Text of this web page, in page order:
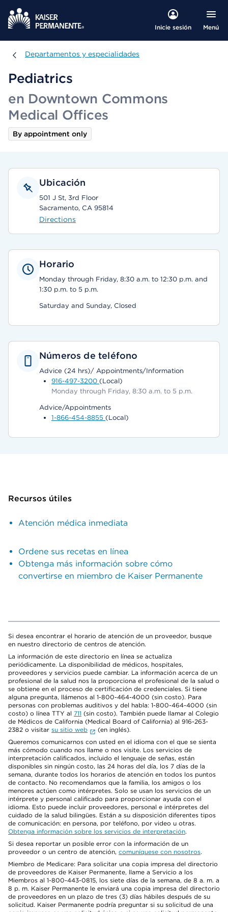
Inicie sesión Menú
Departamentos y especialidades
Departamentos y especialidades
Pediatrics
en Downtown Commons
Medical Offices
By appointment only
Ubicación
501 J St, 3rd Floor
Sacramento, CA 95814
Directions
Horario
Monday through Friday, 8:30 a.m. to 12:30 p.m. and
1:30 p.m. to 5 p.m.
Saturday and Sunday, Closed
Números de teléfono
Advice (24 hrs)/ Appointments/Information
916-497-3200 (Local)
Monday through Friday, 8:30 a.m. to 5 p.m.
Advice/Appointments
1-866-454-8855 (Local)
Recursos útiles
Atención médica inmediata
Ordene sus recetas en línea
Obtenga más información sobre cómo
convertirse en miembro de Kaiser Permanente
Si desea encontrar el horario de atención de un proveedor, busque
en nuestro directorio de centros de atención.
La información de este directorio en línea se actualiza
periódicamente. La disponibilidad de médicos, hospitales,
proveedores y servicios puede cambiar. La información acerca de un
profesional de la salud nos la proporciona el profesional de la salud o
se obtiene en el proceso de certificación de credenciales. Si tiene
alguna pregunta, llámenos al 1-800-464-4000 (sin costo). Para
personas con problemas auditivos y del habla: 1-800-464-4000 (sin
costo) o línea TTY al 711 (sin costo). También puede llamar al Colegio
de Médicos de California (Medical Board of California) al 916-263-
2382 o visitar su sitio web
(en inglés).
Queremos comunicarnos con usted en el idioma con el que se sienta
más cómodo cuando nos llame o nos visite. Los servicios de
interpretación calificados, incluido el lenguaje de señas, están
disponibles sin ningún costo, las 24 horas del día, los 7 días de la
semana, durante todos los horarios de atención en todos los puntos
de contacto. No recomendamos que la familia, los amigos o los
menores actúen como intérpretes. Solo se usan los servicios de un
intérprete y personal calificado para proporcionar ayuda con el
idioma. Esto puede incluir proveedores, personal e intérpretes del
cuidado de la salud bilingües. Están a su disposición diferentes tipos
de comunicación: en persona, por teléfono, por video u otras.
Obtenga información sobre los servicios de interpretación.
Si desea reportar un posible error con la información de un
proveedor o un centro de atención, comuníquese con nosotros.
Miembro de Medicare: Para solicitar una copia impresa del directorio
de proveedores de Kaiser Permanente, llame a Servicio a los
Miembros al 1-800-443-0815, los siete días de la semana, de 8 a. m. a
8 p. m. Kaiser Permanente le enviará una copia impresa del directorio
de proveedores en un plazo de tres (3) días hábiles después de su
solicitud. Kaiser Permanente podría preguntar si su solicitud de una